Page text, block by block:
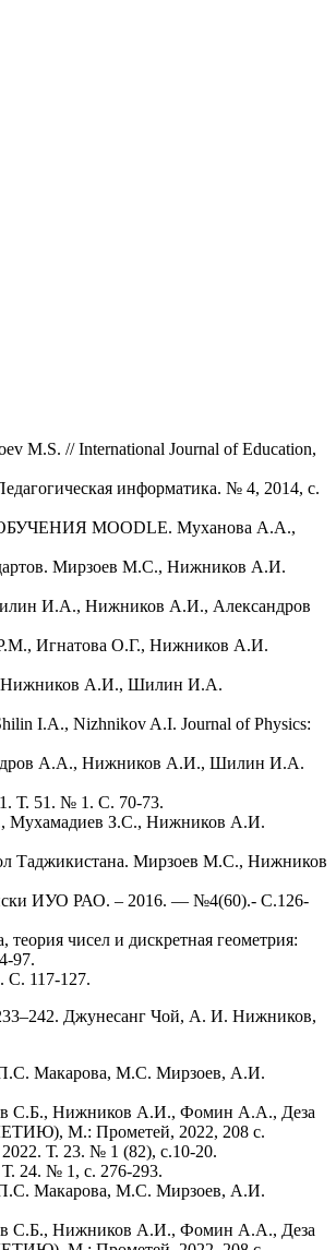
// International Journal of Education,
информатика. № 4, 2014, с.
MOODLE. Муханова А.А.,
Мирзоев М.С., Нижников А.И.
Нижников А.И., Александров
О.Г., Нижников А.И.
А.И., Шилин И.А.
I.A., Nizhnikov A.I. Journal of Physics:
А.А., Нижников А.И., Шилин И.А.
Т. 51. № 1. С. 70-73.
Мухамадиев З.С., Нижников А.И.
Таджикистана. Мирзоев М.С., Нижников
ИУО РАО. – 2016. — №4(60).- С.126-
чисел и дискретная геометрия:
97.
С. 117-127.
Джунесанг Чой, А. И. Нижников,
П.С. Макарова, М.С. Мирзоев, А.И.
С.Б., Нижников А.И., Фомин А.А., Деза
М.: Прометей, 2022, 208 с.
Т. 23. № 1 (82), с.10-20.
24. № 1, с. 276-293.
П.С. Макарова, М.С. Мирзоев, А.И.
С.Б., Нижников А.И., Фомин А.А., Деза